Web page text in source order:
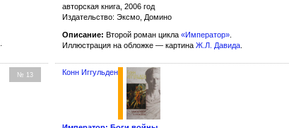
авторская книга, 2006 год
Издательство: Эксмо, Домино
Описание: Второй роман цикла«Император».
Иллюстрация на обложке — картинаЖ.Л. Давида.
№ 13 Конн Иггульден